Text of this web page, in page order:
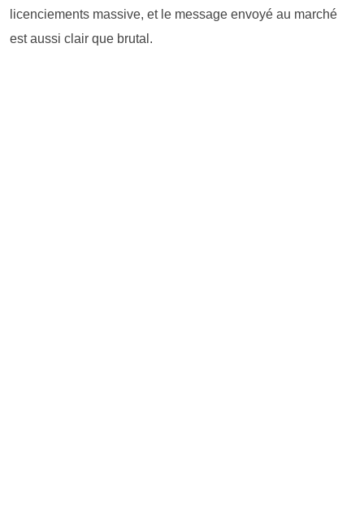
licenciements massive, et le message envoyé au marché
est aussi clair que brutal.